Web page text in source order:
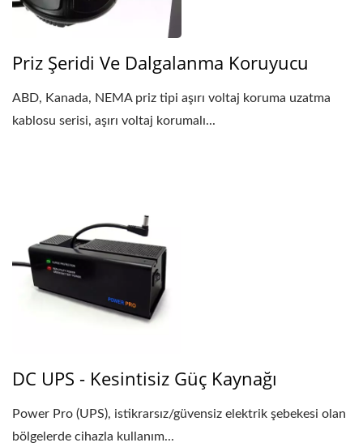
Priz Şeridi Ve Dalgalanma Koruyucu
ABD, Kanada, NEMA priz tipi aşırı voltaj koruma uzatma
kablosu serisi, aşırı voltaj korumalı...
DC UPS - Kesintisiz Güç Kaynağı
Power Pro (UPS), istikrarsız/güvensiz elektrik şebekesi olan
bölgelerde cihazla kullanım...